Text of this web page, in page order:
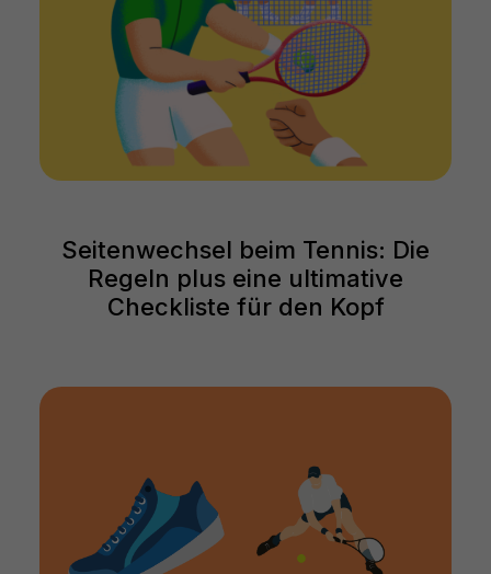
Seitenwechsel beim Tennis: Die
Regeln plus eine ultimative
Checkliste für den Kopf